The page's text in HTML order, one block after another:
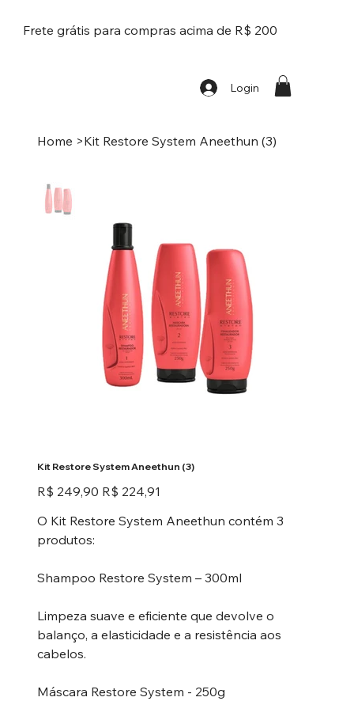
Frete grátis para compras acima de R$ 200
Login
Home >Kit Restore System Aneethun (3)
Kit Restore System Aneethun (3)
Preço
original
R$ 249,90 Preço
promocional
R$ 224,91
O Kit Restore System Aneethun contém 3
produtos:
Shampoo Restore System – 300ml
Limpeza suave e eficiente que devolve o
balanço, a elasticidade e a resistência aos
cabelos.
Máscara Restore System - 250g